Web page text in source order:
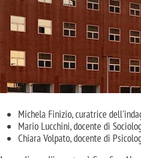
Michela Finizio, curatrice
Mario Lucchini, docente di
Chiara Volpato, docente di